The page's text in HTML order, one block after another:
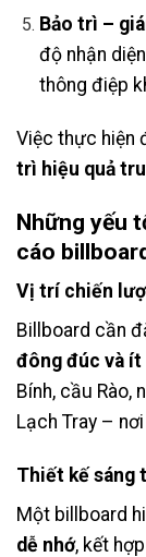
Bảo trì –
độ nhận
thông điệp
Việc thực hiện
trì hiệu quả
Những yếu
cáo
Vị trí chiến
Billboard cần
đông đúc và
Bính, cầu Rào,
Lạch Tray –
Thiết kế sáng
Một billboard
dễ nhớ, kết